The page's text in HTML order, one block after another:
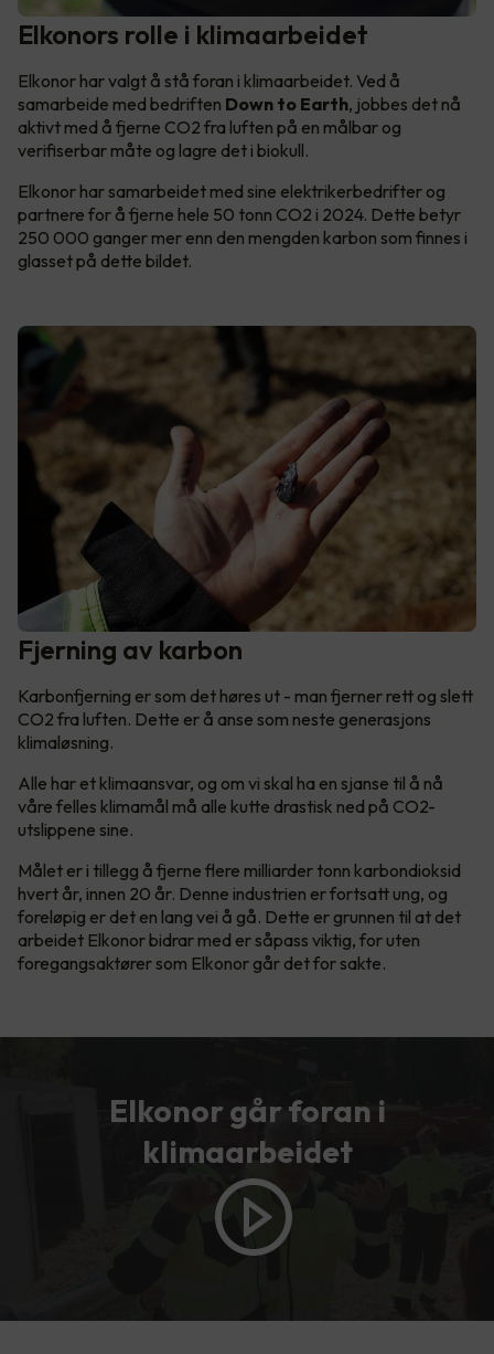
Elkonors rolle i klimaarbeidet
Elkonor har valgt å stå foran i klimaarbeidet. Ved å
samarbeide med bedriften Down to Earth, jobbes det nå
aktivt med å fjerne CO2 fra luften på en målbar og
verifiserbar måte og lagre det i biokull.
Elkonor har samarbeidet med sine elektrikerbedrifter og
partnere for å fjerne hele 50 tonn CO2 i 2024. Dette betyr
250 000 ganger mer enn den mengden karbon som finnes i
glasset på dette bildet.
Fjerning av karbon
Karbonfjerning er som det høres ut - man fjerner rett og slett
CO2 fra luften. Dette er å anse som neste generasjons
klimaløsning.
Alle har et klimaansvar, og om vi skal ha en sjanse til å nå
våre felles klimamål må alle kutte drastisk ned på CO2-
utslippene sine.
Målet er i tillegg å fjerne flere milliarder tonn karbondioksid
hvert år, innen 20 år. Denne industrien er fortsatt ung, og
foreløpig er det en lang vei å gå. Dette er grunnen til at det
arbeidet Elkonor bidrar med er såpass viktig, for uten
foregangsaktører som Elkonor går det for sakte.
Elkonor går foran i
klimaarbeidet